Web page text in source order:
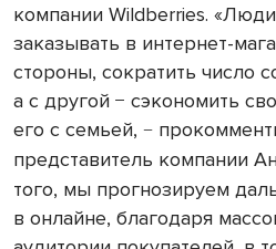
компании Wildberries.
заказывать в интернет-
стороны, сократить число
а с другой − сэкономить
его с семьей, −
представитель компании
того, мы прогнозируем
в онлайне, благодаря